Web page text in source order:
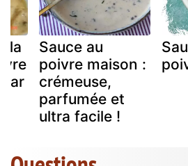
la
Sauce au
poivre maison :
crémeuse,
parfumée et
ultra facile !